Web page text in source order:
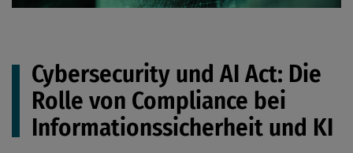
Cybersecurity und AI Act: Die
Rolle von Compliance bei
Informationssicherheit und KI